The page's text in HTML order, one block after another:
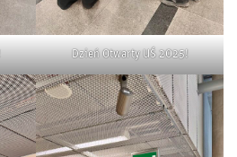
Dzień Otwarty UŚ 2025!